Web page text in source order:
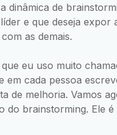
dinâmica de
e que deseja expor
as demais.
eu uso muito
em cada pessoa
de melhoria. Vamos
do brainstorming. Ele é